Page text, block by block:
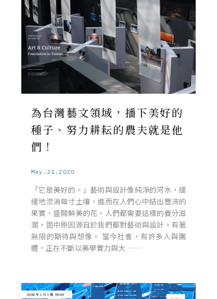
為台灣藝文領域，播下美好的
種子、努力耕耘的農夫就是他
們！
May.21.2020
「它是美好的。」藝術與設計像純淨的河水，緩
緩地流淌每寸土壤，進而在人們心中結出豐沛的
果實、盛開鮮美的花。人們都需要這樣的養分滋
潤，箇中原因源自於我們都對藝術與設計，有著
無限的期待與想像。 當今社會，有許多人與團
體，正在不斷以美學實力與大 ……